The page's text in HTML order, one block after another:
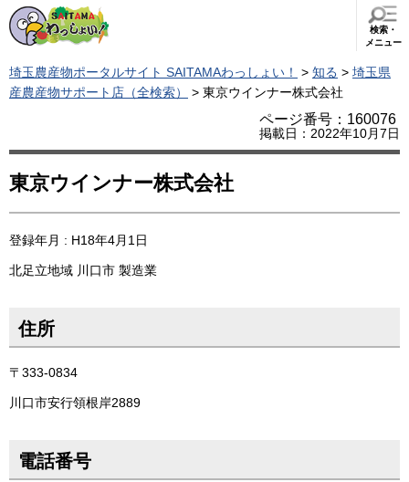
検索・
メニュー
埼玉農産物ポータルサイト SAITAMAわっしょい！ > 知る > 埼玉県
産農産物サポート店（全検索）
> 東京ウインナー株式会社
ページ番号：160076
掲載日：2022年10月7日
東京ウインナー株式会社
登録年月 : H18年4月1日
北足立地域 川口市 製造業
住所
〒333-0834
川口市安行領根岸2889
電話番号